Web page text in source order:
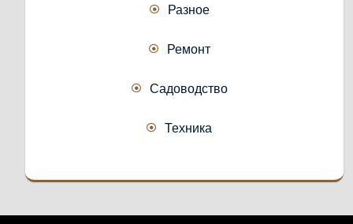
Разное
Ремонт
Садоводство
Техника